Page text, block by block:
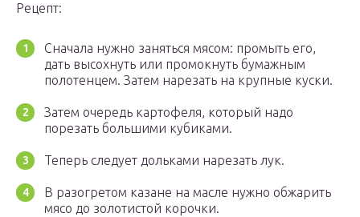
Рецепт:
Сначала нужно заняться мясом: промыть его,
дать высохнуть или промокнуть бумажным
полотенцем. Затем нарезать на крупные куски.
Затем очередь картофеля, который надо
порезать большими кубиками.
Теперь следует дольками нарезать лук.
В разогретом казане на масле нужно обжарить
мясо до золотистой корочки.